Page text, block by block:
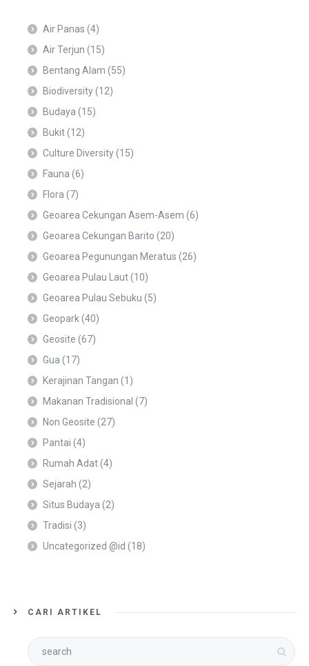
Air Panas (4)
Air Terjun (15)
Bentang Alam (55)
Biodiversity(12)
Budaya (15)
Bukit(12)
Culture Diversity(15)
Fauna (6)
Flora (7)
Geoarea Cekungan Asem-Asem (6)
Geoarea Cekungan Barito (20)
Geoarea Pegunungan Meratus (26)
Geoarea Pulau Laut(10)
Geoarea Pulau Sebuku (5)
Geopark (40)
Geosite (67)
Gua (17)
Kerajinan Tangan (1)
Makanan Tradisional (7)
Non Geosite (27)
Pantai (4)
Rumah Adat(4)
Sejarah (2)
Situs Budaya (2)
Tradisi (3)
Uncategorized @id (18)
CARI ARTIKEL